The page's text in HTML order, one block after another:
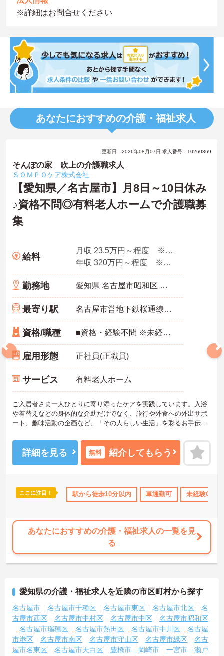
※詳細はお問合せください
あなたにおすすめの介護・福祉求人
日勤のみ 年間休日110日以上 資格取得サポート 研修制
更新日：2026年08月07日 求人番号：10260369
そんぽの家 吹上の介護職求人
ＳＯＭＰＯケア株式会社
【愛知県／名古屋市】月8日～10日休み
♪資格不問◎有料老人ホームで介護職募
集
給料
月収 23.5万円～程度 ※諸手当込み
年収 320万円～程度 ※想定年収
勤務地 愛知県 名古屋市昭和区 阿由知通2-6
最寄り駅 名古屋市営地下鉄桜通線「吹上(愛知)駅」徒歩5分
資格/職種 ■資格・経験不問 ※未経験・ブランク可
雇用形態 正社員(正職員)
サービス 有料老人ホーム
ご入居者さま一人ひとりに寄り添ったケアを実践しています。入浴
や着替えなどの身体的な介助だけでなく、旅行や外食への外出サポ
ート、趣味活動の企画など、「その人らしい生活」を彩るお手伝い
笑顔を引き出すことができるため、日々の業務を通じて深いやりが
いを感じることができます。
＜手厚い研修とサポート体制＞入社時には研修施設での7日間の集合
心してステップアップできます。入社後のフォローアップ研修も定
期的にあり、悩みや不安を解消しながら成長できます。
へのバックアップが非常に充実しています。
詳細を見る 無料 紹介してもらう
ここに注目！ 駅から徒歩10分以内 車通勤可 未経験OK
あなたにおすすめの介護・福祉求人の一覧を見
る
愛知県の介護・福祉求人を近隣の市区町村から探す
名古屋市 名古屋市千種区 名古屋市東区 名古屋市北区
名
古屋市西区
名古屋市中村区 名古屋市中区
名古屋市昭和区
名古屋市瑞穂区
名古屋市熱田区 名古屋市中川区
名古屋
市港区
名古屋市南区 名古屋市守山区 名古屋市緑区
名古
屋市名東区
名古屋市天白区 豊橋市 岡崎市 一宮市
瀬戸